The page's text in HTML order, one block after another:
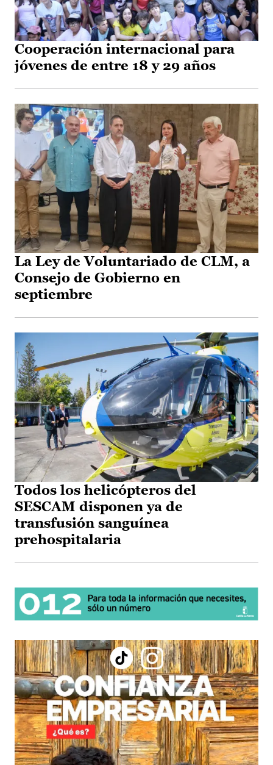
Cooperación internacional para
jóvenes de entre 18 y 29 años
La Ley de Voluntariado de CLM, a
Consejo de Gobierno en
septiembre
Todos los helicópteros del
SESCAM disponen ya de
transfusión sanguínea
prehospitalaria